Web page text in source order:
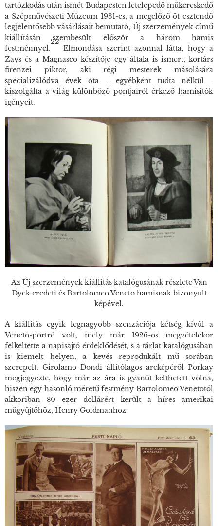
tartózkodás után ismét Budapesten letelepedő műkereskedő
a Szépművészeti Múzeum 1931-es, a megelőző öt esztendő
legjelentősebb vásárlásait bemutató, Új szerzeményekcímű
kiállításán szembesült először a három hamis
festménnyel.
22
Elmondása szerint azonnal látta, hogy a
Zays és a Magnasco készítője egy általa is ismert, kortárs
firenzei piktor, aki régi mesterek másolására
specializálódva évek óta – egyébként tudta nélkül -
kiszolgálta a világ különböző pontjairól érkező hamisítók
igényeit.
Az Új szerzemények kiállítás katalógusának részlete Van
Dyck eredeti és Bartolomeo Veneto hamisnak bizonyult
képével.
A kiállítás egyik legnagyobb szenzációja kétség kívül a
Veneto-portré volt, mely már 1926-os megvételekor
felkeltette a napisajtó érdeklődését, s a tárlat katalógusában
is kiemelt helyen, a kevés reprodukált mű sorában
szerepelt. Girolamo Dondi állítólagos arcképéről Porkay
megjegyezte, hogy már az ára is gyanút kelthetett volna,
hiszen egy hasonló méretű festmény Bartolomeo Venetotól
akkoriban 80 ezer dollárért került a híres amerikai
műgyűjtőhöz, Henry Goldmanhoz.